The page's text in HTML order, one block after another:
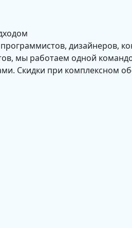
дизайнеров,
мы работаем одной
Скидки при комплексном